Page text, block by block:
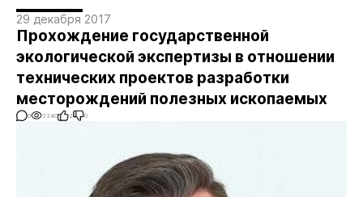
29 декабря 2017
Прохождение государственной
экологической экспертизы в отношении
технических проектов разработки
месторождений полезных ископаемых
0 3340 2 0